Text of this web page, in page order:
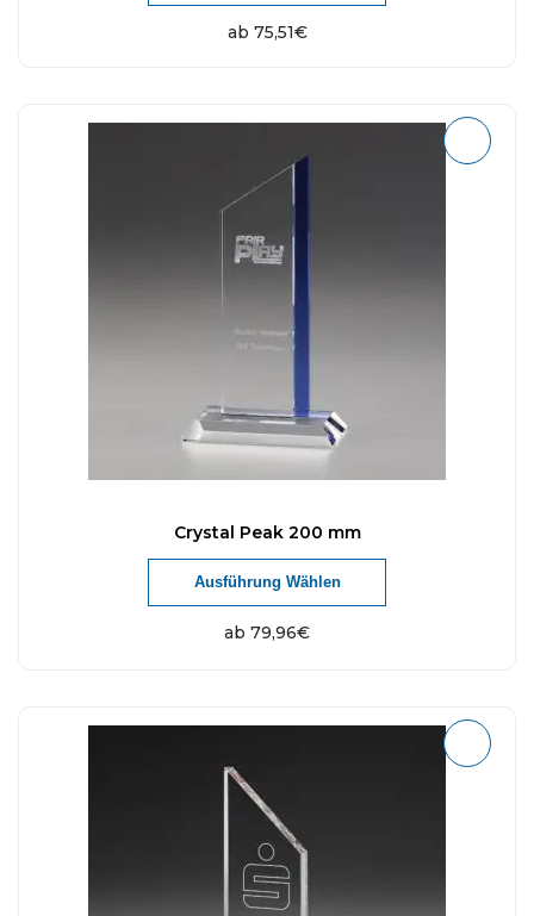
ab 75,51€
Crystal Peak 200 mm
ab 79,96€
Ausführung Wählen